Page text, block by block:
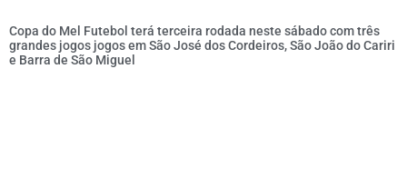
Copa do Mel Futebol terá terceira rodada neste sábado com três
grandes jogos jogos em São José dos Cordeiros, São João do Cariri
e Barra de São Miguel